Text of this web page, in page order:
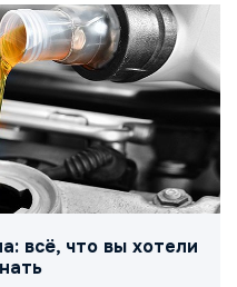
всё, что вы хотели